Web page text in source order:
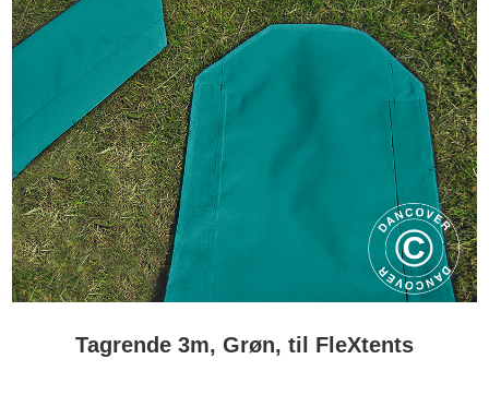
Tagrende 3m, Grøn, til FleXtents